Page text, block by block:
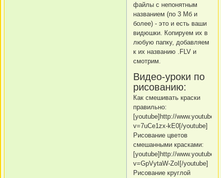
файлы с непонятным
названием (по 3 Мб и
более) - это и есть ваши
видюшки. Копируем их в
любую папку, добавляем
к их названию .FLV и
смотрим.
Видео-уроки по
рисованию:
Как смешивать краски
правильно:
[youtube]http://
v=7uCe1zx-kE0[/youtube]
Рисование цветов
смешанными красками:
[youtube]http://
v=GpVytaW-ZoI[/youtube]
Рисование круглой